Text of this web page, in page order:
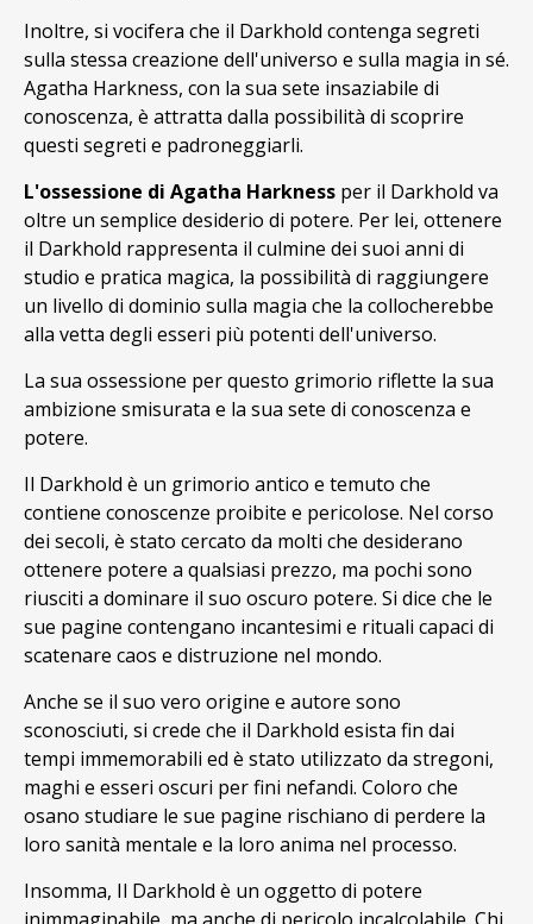
Inoltre, si vocifera che il Darkhold contenga segreti
sulla stessa creazione dell'universo e sulla magia in sé.
Agatha Harkness, con la sua sete insaziabile di
conoscenza, è attratta dalla possibilità di scoprire
questi segreti e padroneggiarli.
L'ossessione di Agatha Harkness per il Darkhold va
oltre un semplice desiderio di potere. Per lei, ottenere
il Darkhold rappresenta il culmine dei suoi anni di
studio e pratica magica, la possibilità di raggiungere
un livello di dominio sulla magia che la collocherebbe
alla vetta degli esseri più potenti dell'universo.
La sua ossessione per questo grimorio riflette la sua
ambizione smisurata e la sua sete di conoscenza e
potere.
Il Darkhold è un grimorio antico e temuto che
contiene conoscenze proibite e pericolose. Nel corso
dei secoli, è stato cercato da molti che desiderano
ottenere potere a qualsiasi prezzo, ma pochi sono
riusciti a dominare il suo oscuro potere. Si dice che le
sue pagine contengano incantesimi e rituali capaci di
scatenare caos e distruzione nel mondo.
Anche se il suo vero origine e autore sono
sconosciuti, si crede che il Darkhold esista fin dai
tempi immemorabili ed è stato utilizzato da stregoni,
maghi e esseri oscuri per fini nefandi. Coloro che
osano studiare le sue pagine rischiano di perdere la
loro sanità mentale e la loro anima nel processo.
Insomma, Il Darkhold è un oggetto di potere